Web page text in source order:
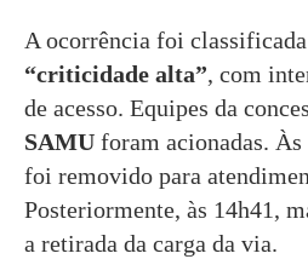
A ocorrência foi
“criticidade alta”, com
de acesso. Equipes da
SAMU foram acionadas.
foi removido para
Posteriormente, às 14h41,
a retirada da carga da via.